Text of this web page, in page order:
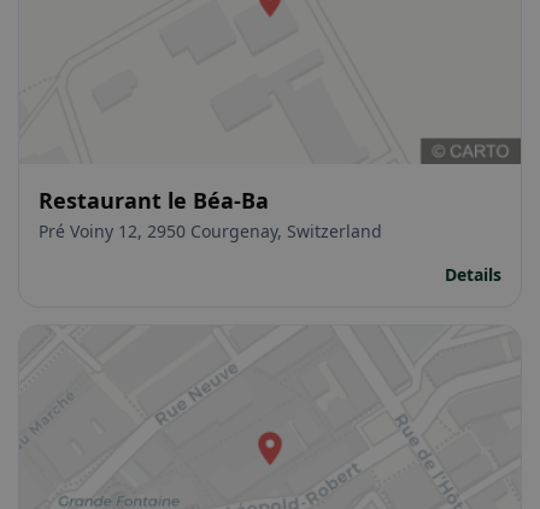
Restaurant le Béa-Ba
Pré Voiny 12, 2950 Courgenay, Switzerland
Details